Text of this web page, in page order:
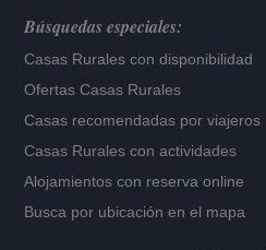
Búsquedas especiales:
Casas Rurales con disponibilidad
Ofertas Casas Rurales
Casas recomendadas por viajeros
Casas Rurales con actividades
Alojamientos con reserva online
Busca por ubicación en el mapa